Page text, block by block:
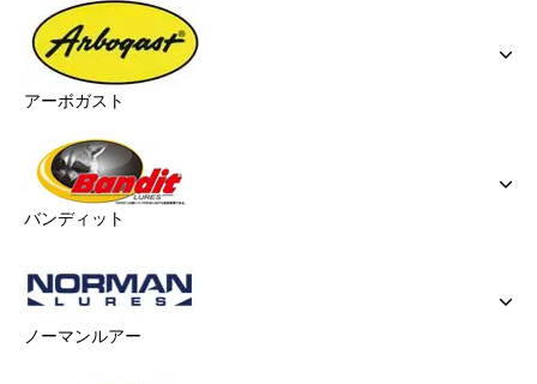
アーボガスト
バンディット
ノーマンルアー